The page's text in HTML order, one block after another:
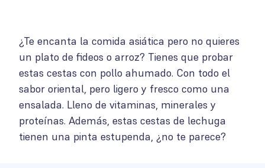
¿Te encanta la comida asiática pero no quieres
un plato de fideos o arroz? Tienes que probar
estas cestas con pollo ahumado. Con todo el
sabor oriental, pero ligero y fresco como una
ensalada. Lleno de vitaminas, minerales y
proteínas. Además, estas cestas de lechuga
tienen una pinta estupenda, ¿no te parece?